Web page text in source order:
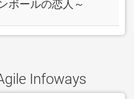
ボールの恋人～
Infoways